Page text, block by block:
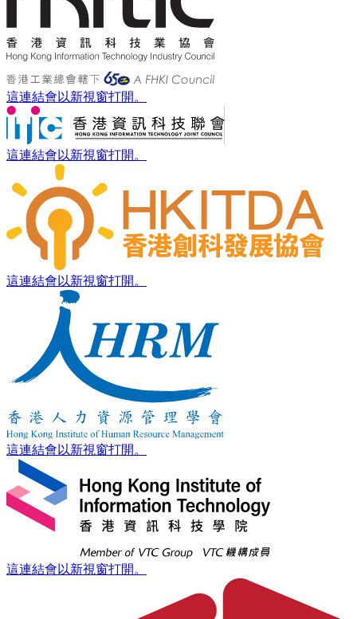
這連結會以新視窗打開。
這連結會以新視窗打開。
這連結會以新視窗打開。
這連結會以新視窗打開。
這連結會以新視窗打開。